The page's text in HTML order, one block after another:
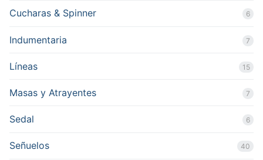
Cucharas & Spinner 6
Indumentaria 7
Líneas 15
Masas y Atrayentes 7
Sedal 6
Señuelos 40